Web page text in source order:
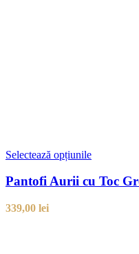
Selectează opțiunile
Pantofi Aurii cu Toc
339,00 lei